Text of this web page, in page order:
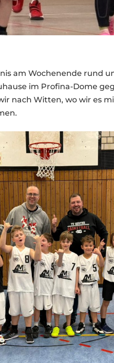
am Wochenende rund
im Profina-Dome
nach Witten, wo wir es